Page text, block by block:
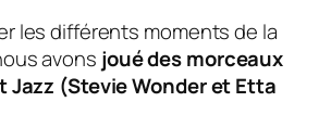
les différents moments de la
avons joué des morceaux
Jazz (Stevie Wonder et Etta